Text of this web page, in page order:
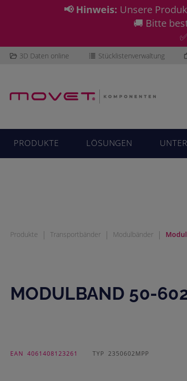
📢 Hinweis: Unsere
🚚 Bitte
3D Daten online Stücklistenverwaltung
PRODUKTE LÖSUNGEN
Produkte | Transportbänder | Modulbänder |
MODULBAND 50-602
EAN 4061408123261 TYP 2350602MPP